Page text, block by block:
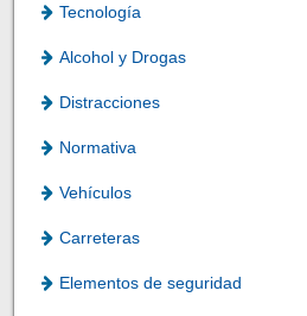
Tecnología
Alcohol y Drogas
Distracciones
Normativa
Vehículos
Carreteras
Elementos de seguridad